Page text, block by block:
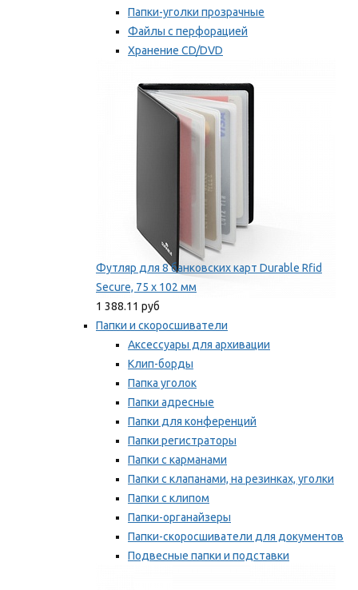
Папки-уголки прозрачные
Файлы с перфорацией
Хранение CD/DVD
Мы рекомендуем
Футляр для 8 банковских карт Durable Rfid
Secure, 75 х 102 мм
1 388.11 руб
Папки и скоросшиватели
Аксессуары для архивации
Клип-борды
Папка уголок
Папки адресные
Папки для конференций
Папки регистраторы
Папки с карманами
Папки с клапанами, на резинках, уголки
Папки с клипом
Папки-органайзеры
Папки-скоросшиватели для документов
Подвесные папки и подставки